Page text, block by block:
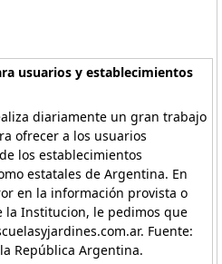
usuarios y establecimientos
diariamente un gran trabajo
ofrecer a los usuarios
los establecimientos
estatales de Argentina. En
en la información provista o
la Institucion, le pedimos que
Fuente:
República Argentina.